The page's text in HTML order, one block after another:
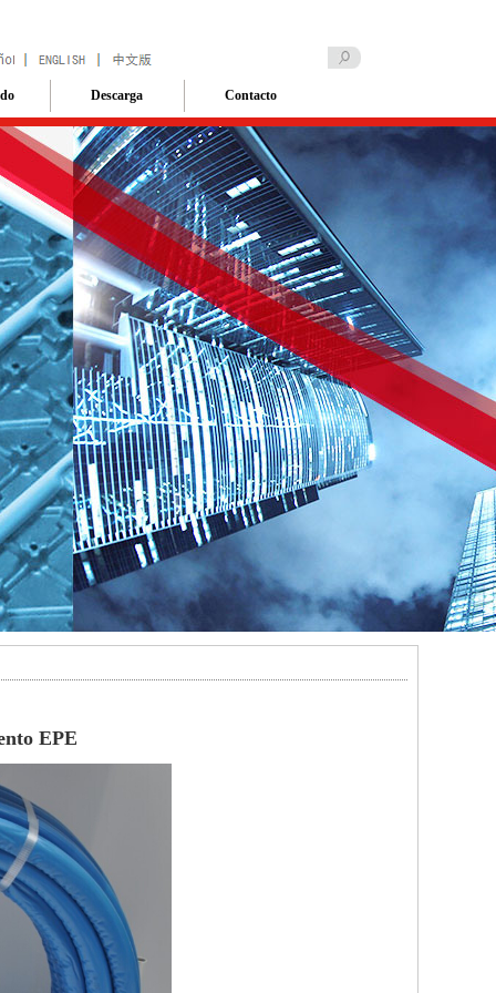
Descarga Contacto
EPE